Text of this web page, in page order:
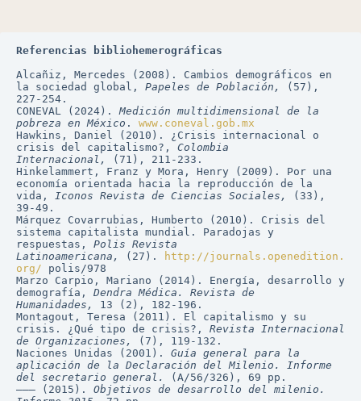
Referencias bibliohemerográficas
Alcañiz, Mercedes (2008). Cambios demográficos en
la sociedad global, Papeles de Población,
(57),
227-254.
CONEVAL (2024). Medición multidimensional de la
pobreza en México . www.coneval.gob.mx
Hawkins, Daniel (2010). ¿Crisis internacional o
crisis del capitalismo?, Colombia
Internacional,
(71), 211-233.
Hinkelammert, Franz y Mora, Henry (2009). Por una
economía orientada hacia la reproducción de la
vida, Iconos Revista de Ciencias Sociales,
(33),
39-49.
Márquez Covarrubias, Humberto (2010). Crisis del
sistema capitalista mundial. Paradojas y
respuestas, Polis Revista
Latinoamericana,
(27).
http://journals.openedition.
org/ polis/978
Marzo Carpio, Mariano (2014). Energía, desarrollo y
demografía, Dendra Médica. Revista de
Humanidades, 13 (2), 182-196.
Montagout, Teresa (2011). El capitalismo y su
crisis. ¿Qué tipo de crisis?, Revista Internacional
de Organizaciones,
(7), 119-132.
Naciones Unidas (2001). Guía general para la
aplicación de la Declaración del Milenio. Informe
del secretario general.
(A/56/326), 69 pp.
——— (2015). Objetivos de desarrollo del milenio.